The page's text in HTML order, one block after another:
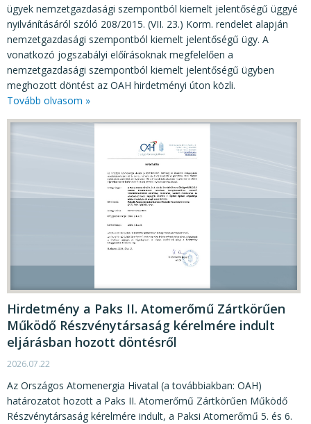
ügyek nemzetgazdasági szempontból kiemelt jelentőségű üggyé
nyilvánításáról szóló 208/2015. (VII. 23.) Korm. rendelet alapján
nemzetgazdasági szempontból kiemelt jelentőségű ügy. A
vonatkozó jogszabályi előírásoknak megfelelően a
nemzetgazdasági szempontból kiemelt jelentőségű ügyben
meghozott döntést az OAH hirdetményi úton közli.
Tovább olvasom »
Hirdetmény a Paks II. Atomerőmű Zártkörűen
Működő Részvénytársaság kérelmére indult
eljárásban hozott döntésről
2026.07.22
Az Országos Atomenergia Hivatal (a továbbiakban: OAH)
határozatot hozott a Paks II. Atomerőmű Zártkörűen Működő
Részvénytársaság kérelmére indult, a Paksi Atomerőmű 5. és 6.